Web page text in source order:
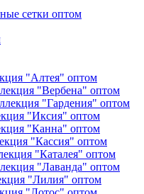
сетки оптом
"Алтея" оптом
"Вербена" оптом
"Гардения" оптом
"Иксия" оптом
"Канна" оптом
"Кассия" оптом
"Каталея" оптом
"Лаванда" оптом
"Лилия" оптом